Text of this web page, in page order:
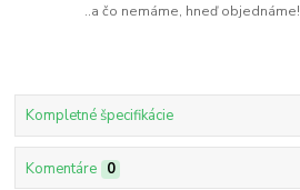
..a čo nemáme, hneď objednáme!
Kompletné špecifikácie
Komentáre 0